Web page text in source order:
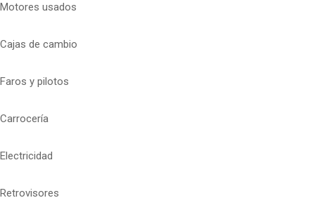
Motores usados
Cajas de cambio
Faros y pilotos
Carrocería
Electricidad
Retrovisores